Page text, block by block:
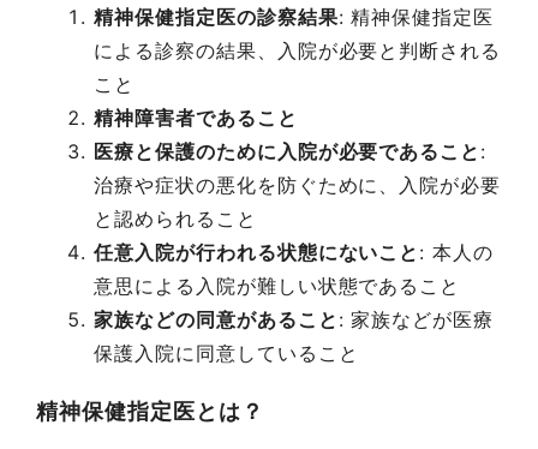
精神保健指定医の診察結果: 精神保健指定医
による診察の結果、入院が必要と判断される
こと
精神障害者であること
医療と保護のために入院が必要であること :
治療や症状の悪化を防ぐために、入院が必要
と認められること
任意入院が行われる状態にないこと : 本人の
意思による入院が難しい状態であること
家族などの同意があること : 家族などが医療
保護入院に同意していること
精神保健指定医とは？